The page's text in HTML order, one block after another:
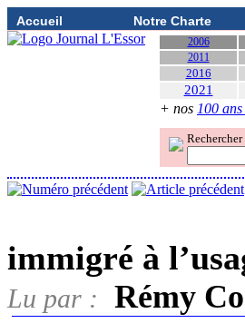
Accueil Notre Charte
2006
2011
2016
2021
+ nos 100
Rechercher
immigré à
Lu par : Rémy